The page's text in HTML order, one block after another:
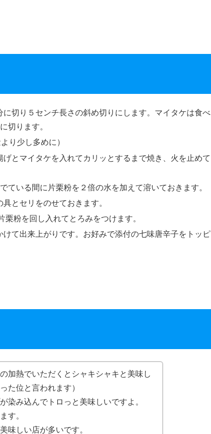
切り５センチ長さの斜め切りにします。マイタケは食べ
切ります。
り少し多めに）
とマイタケを入れてカリッとするまで焼き、火を止めて
ている間に片栗粉を２倍の水を加えて溶いておきます。
とセリをのせておきます。
粉を回し入れてとろみをつけます。
て出来上がりです。お好みで添付の七味唐辛子をトッピ
加熱でいただくとシャキシャキと美味し
た位と言われます）
染み込んでトロっと美味しいですよ。
す。
味しい店が多いです。